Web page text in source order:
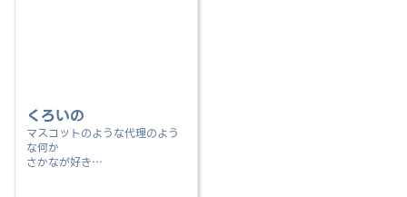
くろいの
マスコットのような代理のよう
な何か
さかなが好き